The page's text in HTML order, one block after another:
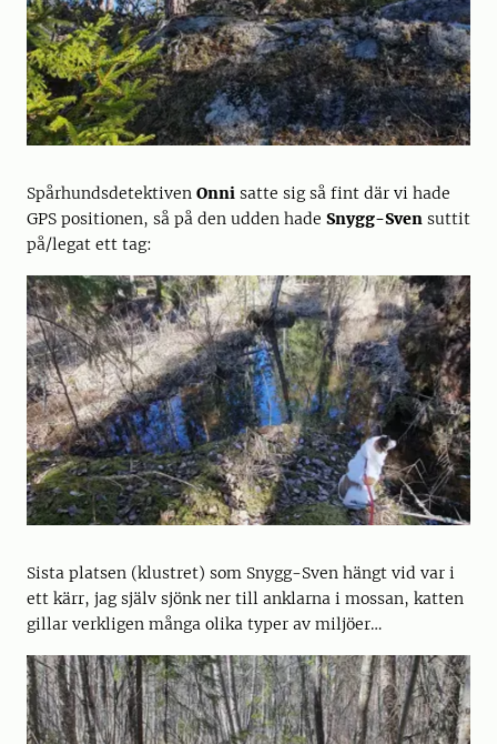
Spårhundsdetektiven Onni satte sig så fint där vi hade
GPS positionen, så på den udden hade Snygg-Sven suttit
på/legat ett tag:
Sista platsen (klustret) som Snygg-Sven hängt vid var i
ett kärr, jag själv sjönk ner till anklarna i mossan, katten
gillar verkligen många olika typer av miljöer…